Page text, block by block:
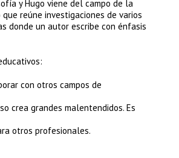
y Hugo viene del campo de la
reúne investigaciones de varios
donde un autor escribe con énfasis
con otros campos de
crea grandes malentendidos. Es
otros profesionales.